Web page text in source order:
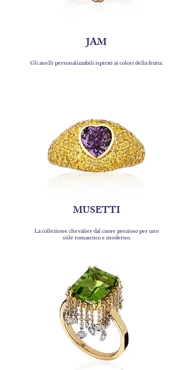
JAM
Gli anelli personalizzabili ispirati ai colori della frutta.
MUSETTI
La collezione chevalier dal cuore prezioso per uno
stile romantico e moderno.